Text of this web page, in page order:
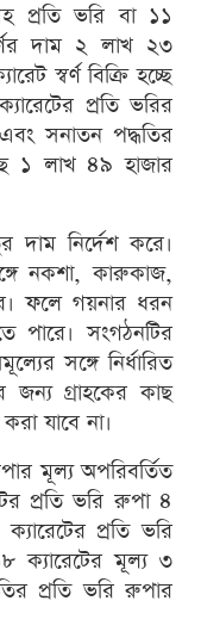
প্রতি ভরি বা ১১
দাম ২ লাখ ২৩
স্বর্ণ বিক্রি হচ্ছে
প্রতি ভরির
সনাতন পদ্ধতির
১ লাখ ৪৯ হাজার
নির্দেশ করে।
নকশা, কারুকাজ,
ফলে গয়নার ধরন
পারে। সংগঠনটির
সঙ্গে নির্ধারিত
জন্য গ্রাহকের কাছ
যাবে না।
মূল্য অপরিবর্তিত
প্রতি ভরি রুপা ৪
প্রতি ভরি
ক্যারেটের মূল্য ৩
প্রতি ভরি রুপার